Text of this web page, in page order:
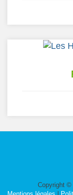
Copyright ©